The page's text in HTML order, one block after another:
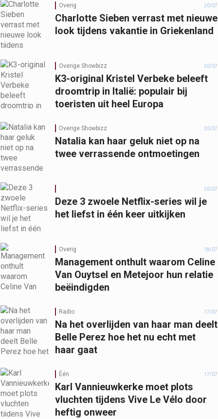
Overig 20/07
Charlotte Sieben verrast met nieuwe
look tijdens vakantie in Griekenland
Overige Showbizz 20/07
K3-original Kristel Verbeke beleeft
droomtrip in Italië: populair bij
toeristen uit heel Europa
Overige Showbizz 20/07
Natalia kan haar geluk niet op na
twee verrassende ontmoetingen
20/07
Deze 3 zwoele Netflix-series wil je
het liefst in één keer uitkijken
Overig 18/07
Management onthult waarom Celine
Van Ouytsel en Metejoor hun relatie
beëindigden
Radio 17/07
Na het overlijden van haar man deelt
Belle Perez hoe het nu echt met
haar gaat
Één 17/07
Karl Vannieuwkerke moet plots
vluchten tijdens Vive Le Vélo door
heftig onweer